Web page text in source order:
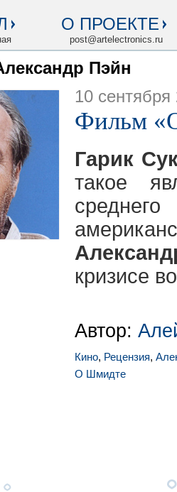
О ПРОЕКТЕ
post@artelectronics.ru
Пэйн
10 сентября
Фильм
Гарик
такое
кризисе
Автор:
Кино, Рецензия,
О Шмидте